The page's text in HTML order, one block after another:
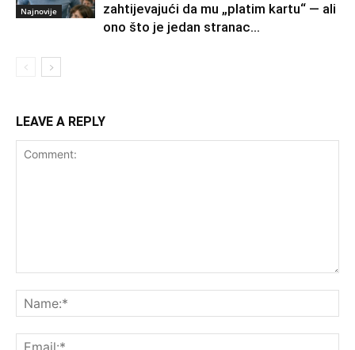
Najnovije
zahtijevajući da mu „platim kartu“ — ali
ono što je jedan stranac...
LEAVE A REPLY